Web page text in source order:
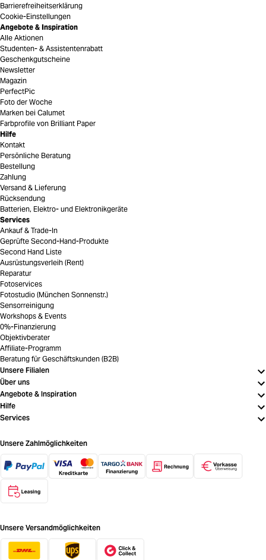
Barrierefreiheitserklärung
Cookie-Einstellungen
Angebote & Inspiration
Alle Aktionen
Studenten- & Assistentenrabatt
Geschenkgutscheine
Newsletter
Magazin
PerfectPic
Foto der Woche
Marken bei Calumet
Farbprofile von Brilliant Paper
Hilfe
Kontakt
Persönliche Beratung
Bestellung
Zahlung
Versand & Lieferung
Rücksendung
Batterien, Elektro- und Elektronikgeräte
Services
Ankauf & Trade-In
Geprüfte Second-Hand-Produkte
Second Hand Liste
Ausrüstungsverleih (Rent)
Reparatur
Fotoservices
Fotostudio (München Sonnenstr.)
Sensorreinigung
Workshops & Events
0%-Finanzierung
Objektivberater
Affiliate-Programm
Beratung für Geschäftskunden (B2B)
Unsere Filialen
Über uns
Angebote & Inspiration
Hilfe
Services
Unsere Zahlmöglichkeiten
Unsere Versandmöglichkeiten